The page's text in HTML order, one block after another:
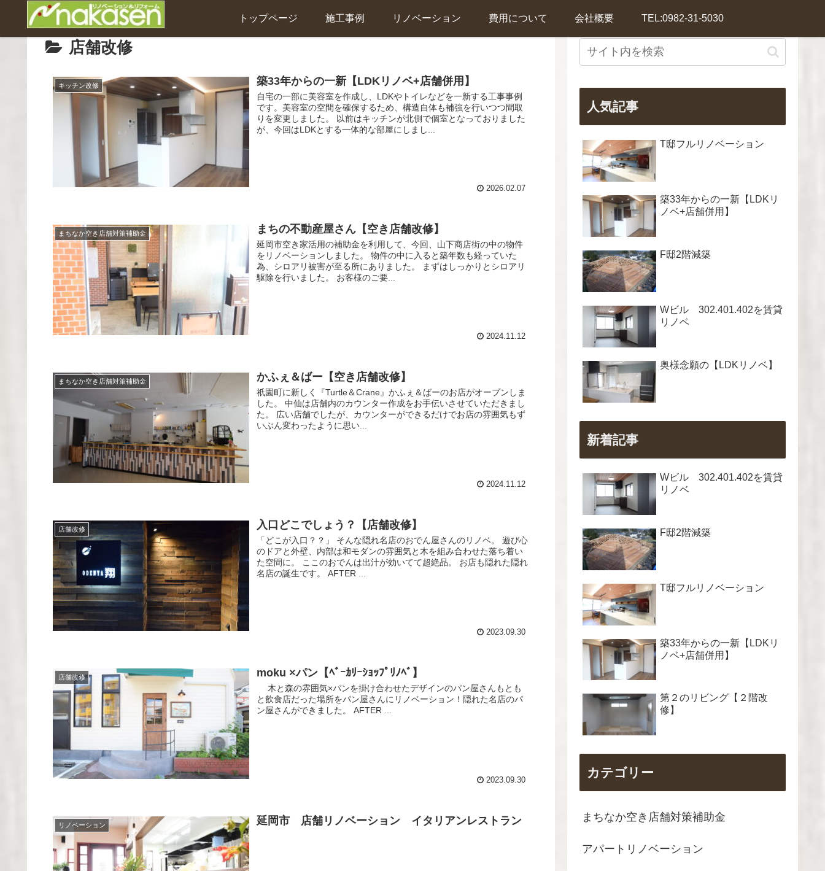
トップページ 施工事例 リノベーション 費用について 会社概要 TEL:0982-31-5030
店舗改修
キッチン改修 築33年からの一新【LDKリノベ+店舗併用】
自宅の一部に美容室を作成し、LDKやトイレなどを一新する工事事例
です。美容室の空間を確保するため、構造自体も補強を行いつつ間取
りを変更しました。 以前はキッチンが北側で個室となっておりました
が、今回はLDKとする一体的な部屋にしまし...
2026.02.07
まちなか空き店舗対策補助金 まちの不動産屋さん【空き店舗改修】
延岡市空き家活用の補助金を利用して、今回、山下商店街の中の物件
をリノベーションしました。 物件の中に入ると築年数も経っていた
為、シロアリ被害が至る所にありました。 まずはしっかりとシロアリ
駆除を行いました。 お客様のご要...
2024.11.12
まちなか空き店舗対策補助金 かふぇ＆ばー【空き店舗改修】
祇園町に新しく『Turtle＆Crane』かふぇ＆ばーのお店がオープンしま
した。 中仙は店舗内のカウンター作成をお手伝いさせていただきまし
た。 広い店舗でしたが、カウンターができるだけでお店の雰囲気もず
いぶん変わったように思い...
2024.11.12
店舗改修 入口どこでしょう？【店舗改修】
「どこが入口？？」 そんな隠れ名店のおでん屋さんのリノベ。 遊び心
のドアと外壁、内部は和モダンの雰囲気と木を組み合わせた落ち着い
た空間に。 ここのおでんは出汁が効いてて超絶品。 お店も隠れた隠れ
名店の誕生です。 AFTER ...
2023.09.30
店舗改修 moku ×パン【ﾍﾞｰｶﾘｰｼｮｯﾌﾟﾘﾉﾍﾞ】
木と森の雰囲気×パンを掛け合わせたデザインのパン屋さんもとも
と飲食店だった場所をパン屋さんにリノベーション！隠れた名店のパ
ン屋さんができました。 AFTER ...
2023.09.30
リノベーション 延岡市 店舗リノベーション イタリアンレストラン
人気記事
T邸フルリノベーション
築33年からの一新【LDKリ
ノベ+店舗併用】
F邸2階減築
Wビル 302.401.402を賃貸
リノベ
奥様念願の【LDKリノベ】
新着記事
Wビル 302.401.402を賃貸
リノベ
F邸2階減築
T邸フルリノベーション
築33年からの一新【LDKリ
ノベ+店舗併用】
第２のリビング【２階改
修】
カテゴリー
まちなか空き店舗対策補助金
アパートリノベーション